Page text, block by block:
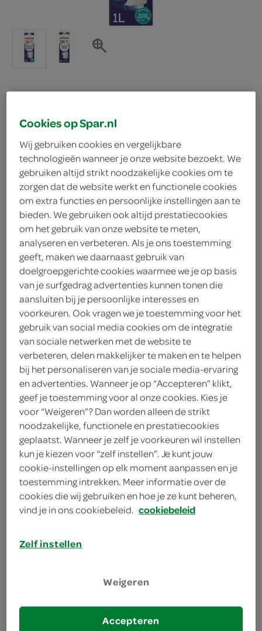
Melkunie melk vol
Melkunie
1.
95
1 Liter
Let op: aanbiedingen zijn niet zichtbaar bij de
producten, maar worden wél automatisch
verwerkt in de winkelmand.
volle melk met natuurlijke voedingsstoffen voor een
romig drinkmoment
Tot 7 dagen na openen frisse en verse melk door
het unieke Versfilter™
Melk is van nature rijk aan eiwitten, calcium en
vitamine B2 & B12
Volle melk van Melkunie heeft het Beter voor
Natuur en Boer keurmerk*
zoals eiwitten, calcium en vitamine B12. Zo kom jij
de dag wel door. Met het unieke Versfilter™ blijft
onze melk tot 7 dagen na openen fris en vers. Zo
Cookies op Spar.nl
Wij gebruiken cookies en vergelijkbare
technologieën wanneer je onze website bezoekt. We
gebruiken altijd strikt noodzakelijke cookies om te
zorgen dat de website werkt en functionele cookies
om extra functies en persoonlijke instellingen aan te
bieden. We gebruiken ook altijd prestatiecookies
om het gebruik van onze website te meten,
analyseren en verbeteren. Als je ons toestemming
geeft, maken we daarnaast gebruik van
doelgroepgerichte cookies waarmee we je op basis
van je surfgedrag advertenties kunnen tonen die
aansluiten bij je persoonlijke interesses en
voorkeuren. Ook vragen we je toestemming voor het
gebruik van social media cookies om de integratie
van sociale netwerken met de website te
verbeteren, delen makkelijker te maken en te helpen
bij het personaliseren van je sociale media-ervaring
en advertenties. Wanneer je op “Accepteren” klikt,
geef je toestemming voor al onze cookies. Kies je
voor “Weigeren”? Dan worden alleen de strikt
noodzakelijke, functionele en prestatiecookies
geplaatst. Wanneer je zelf je voorkeuren wil instellen
kun je kiezen voor “zelf instellen”. Je kunt jouw
cookie-instellingen op elk moment aanpassen en je
toestemming intrekken. Meer informatie over de
cookies die wij gebruiken en hoe je ze kunt beheren,
vind je in ons cookiebeleid. cookiebeleid
Zelf instellen
Weigeren
Accepteren